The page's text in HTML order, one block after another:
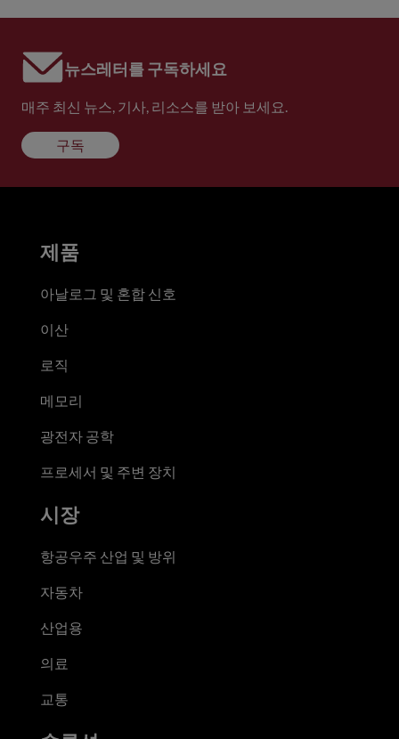
뉴스레터를 구독하세요
매주 최신 뉴스, 기사, 리소스를 받아 보세요.
구독
제품
아날로그 및 혼합 신호
이산
로직
메모리
광전자 공학
프로세서 및 주변 장치
시장
항공우주 산업 및 방위
자동차
산업용
의료
교통